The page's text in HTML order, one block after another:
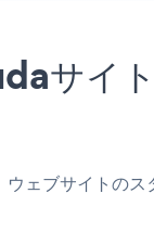
サイ
ェブサイトの